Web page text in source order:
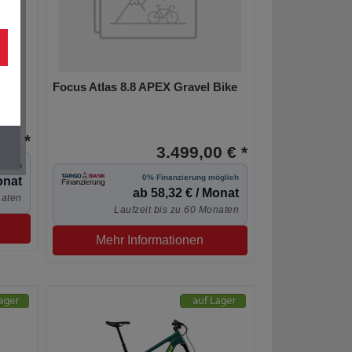
€ *
Focus Atlas 8.8 APEX Gravel Bike
3.499,00 € *
0% Finanzierung möglich
ab 58,32 € / Monat
Laufzeit bis zu 60 Monaten
Mehr Informationen